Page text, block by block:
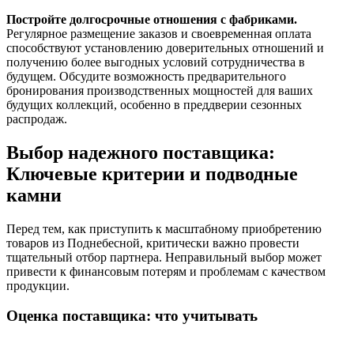
Постройте долгосрочные отношения с фабриками.
Регулярное размещение заказов и своевременная оплата
способствуют установлению доверительных отношений и
получению более выгодных условий сотрудничества в
будущем. Обсудите возможность предварительного
бронирования производственных мощностей для ваших
будущих коллекций, особенно в преддверии сезонных
распродаж.
Выбор надежного поставщика:
Ключевые критерии и подводные
камни
Перед тем, как приступить к масштабному приобретению
товаров из Поднебесной, критически важно провести
тщательный отбор партнера. Неправильный выбор может
привести к финансовым потерям и проблемам с качеством
продукции.
Оценка поставщика: что учитывать